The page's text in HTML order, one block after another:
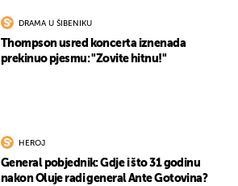
DRAMA U ŠIBENIKU
Thompson usred koncerta iznenada
prekinuo pjesmu: "Zovite hitnu!"
HEROJ
General pobjednik: Gdje i što 31 godinu
nakon Oluje radi general Ante Gotovina?